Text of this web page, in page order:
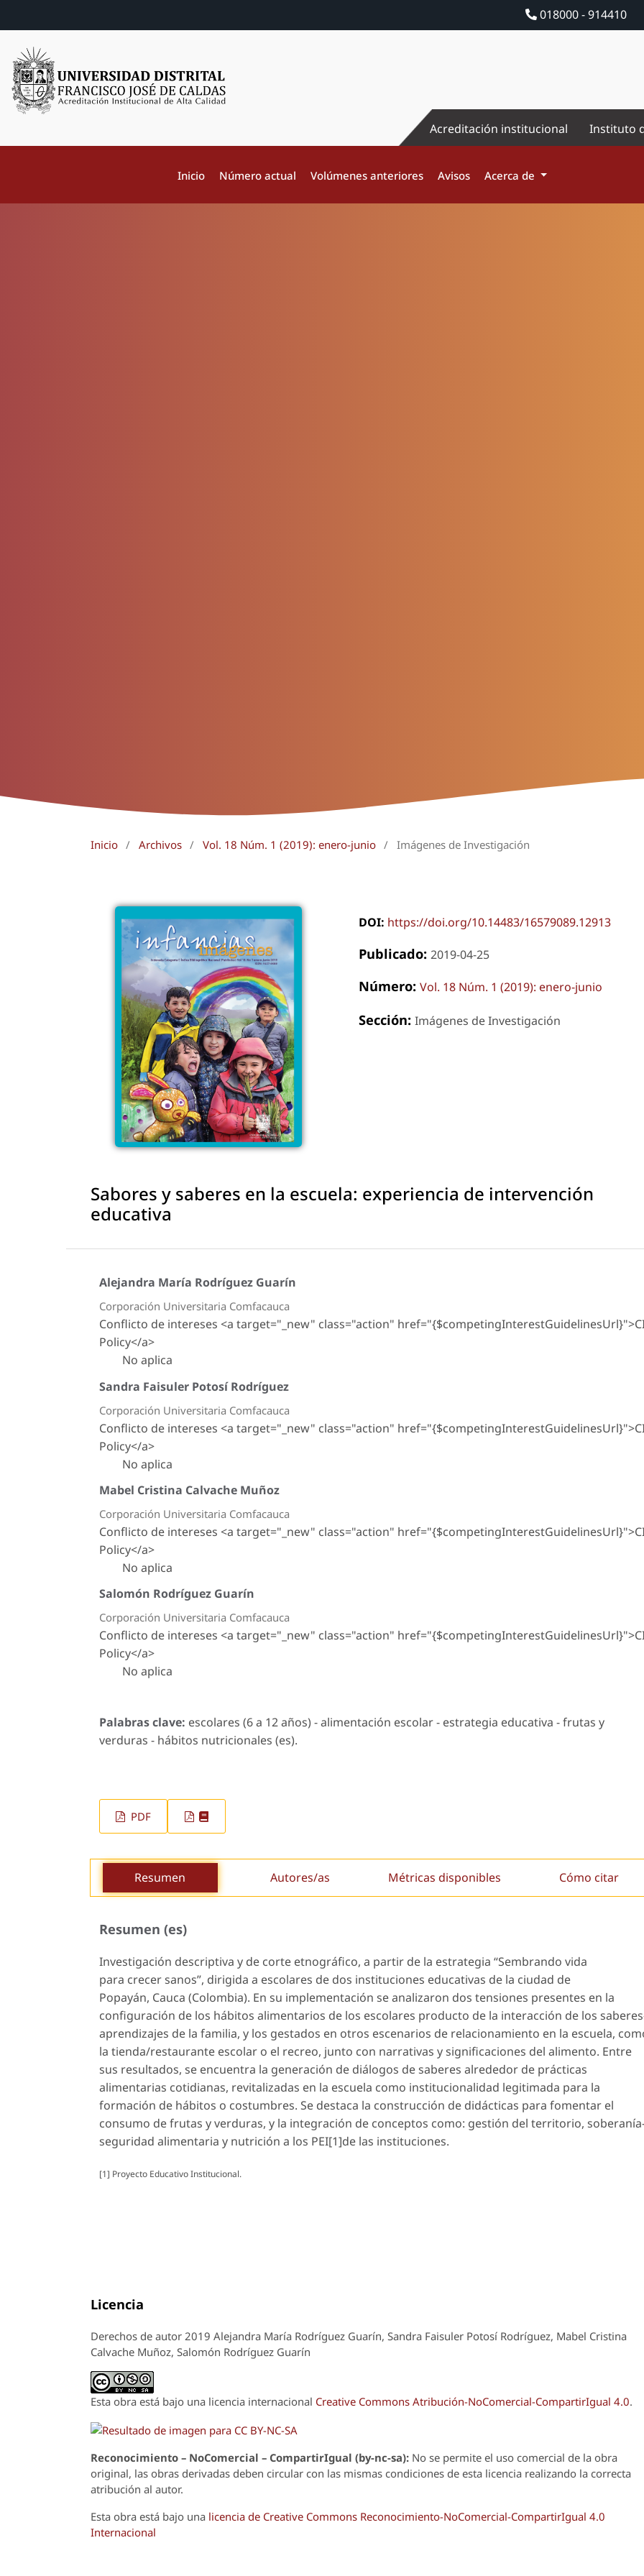
018000 - 914410
Acreditación institucional Instituto
Inicio Número actual Volúmenes anteriores Avisos Acerca de
Inicio / Archivos / Vol. 18 Núm. 1 (2019): enero-junio / Imágenes de Investigación
DOI: https://doi.org/10.14483/16579089.12913
Publicado: 2019-04-25
Número: Vol. 18 Núm. 1 (2019): enero-junio
Sección: Imágenes de Investigación
Sabores y saberes en la escuela: experiencia de intervención
educativa
Alejandra María Rodríguez Guarín
Corporación Universitaria Comfacauca
Conflicto de intereses <a target="_new" class="action"
Policy</a>
No aplica
Sandra Faisuler Potosí Rodríguez
Corporación Universitaria Comfacauca
Conflicto de intereses <a target="_new" class="action"
Policy</a>
No aplica
Mabel Cristina Calvache Muñoz
Corporación Universitaria Comfacauca
Conflicto de intereses <a target="_new" class="action"
Policy</a>
No aplica
Salomón Rodríguez Guarín
Corporación Universitaria Comfacauca
Conflicto de intereses <a target="_new" class="action"
Policy</a>
No aplica
Palabras clave: escolares (6 a 12 años) - alimentación escolar - estrategia educativa - frutas y
verduras - hábitos nutricionales (es).
PDF
Resumen Autores/as Métricas disponibles Cómo citar
Resumen (es)
Investigación descriptiva y de corte etnográfico, a partir de la estrategia “Sembrando vida
para crecer sanos”, dirigida a escolares de dos instituciones educativas de la ciudad de
Popayán, Cauca (Colombia). En su implementación se analizaron dos tensiones presentes en la
configuración de los hábitos alimentarios de los escolares producto de la interacción de los
aprendizajes de la familia, y los gestados en otros escenarios de relacionamiento en la escuela,
la tienda/restaurante escolar o el recreo, junto con narrativas y significaciones del alimento. Entre
sus resultados, se encuentra la generación de diálogos de saberes alrededor de prácticas
alimentarias cotidianas, revitalizadas en la escuela como institucionalidad legitimada para la
formación de hábitos o costumbres. Se destaca la construcción de didácticas para fomentar el
consumo de frutas y verduras, y la integración de conceptos como: gestión del territorio,
seguridad alimentaria y nutrición a los PEI[1]de las instituciones.
[1] Proyecto Educativo Institucional.
Licencia
Derechos de autor 2019 Alejandra María Rodríguez Guarín, Sandra Faisuler Potosí Rodríguez, Mabel Cristina
Calvache Muñoz, Salomón Rodríguez Guarín
Esta obra está bajo una licencia internacional Creative Commons Atribución-NoComercial-CompartirIgual 4.0.
Reconocimiento – NoComercial – CompartirIgual (by-nc-sa): No se permite el uso comercial de la obra
original, las obras derivadas deben circular con las mismas condiciones de esta licencia realizando la correcta
atribución al autor.
Esta obra está bajo una licencia de Creative Commons Reconocimiento-NoComercial-CompartirIgual 4.0
Internacional